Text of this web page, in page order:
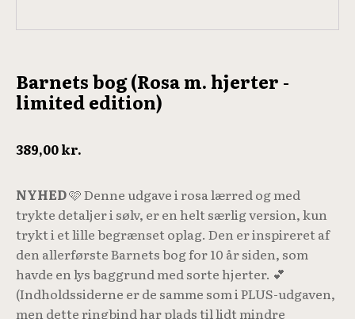
Barnets bog (Rosa m. hjerter -
limited edition)
389,00kr.
NYHED🩷 Denne udgave i rosa lærred og med
trykte detaljer i sølv, er en helt særlig version, kun
trykt i et lille begrænset oplag. Den er inspireret af
den allerførste Barnets bog for 10 år siden, som
havde en lys baggrund med sorte hjerter. 💕
(Indholdssiderne er de samme som i PLUS-udgaven,
men dette ringbind har plads til lidt mindre